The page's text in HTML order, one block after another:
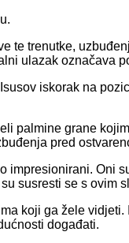
te trenutke,
ulazak označava
iskorak na
palmine grane
pred
impresionirani. Oni
susresti se s ovim
koji ga žele
događati.